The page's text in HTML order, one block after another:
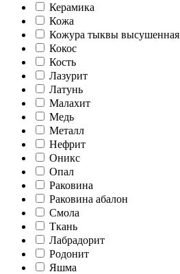
Керамика
Кожа
Кожура тыквы высушенная
Кокос
Кость
Лазурит
Латунь
Малахит
Медь
Металл
Нефрит
Оникс
Опал
Раковина
Раковина абалон
Смола
Ткань
Лабрадорит
Родонит
Яшма